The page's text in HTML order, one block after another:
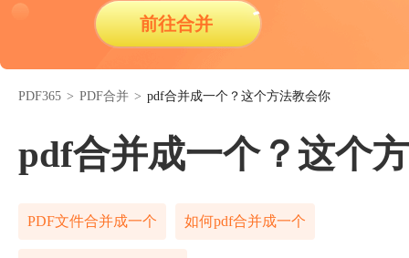
前往合并
PDF365 > PDF合并 > pdf合并成一个？这个方法教会你
pdf合并成一个？这个
PDF文件合并成一个 如何pdf合并成一个